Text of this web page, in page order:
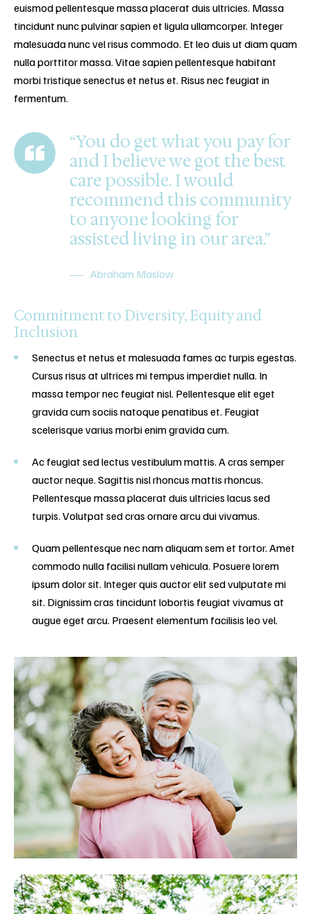
euismod pellentesque massa placerat duis ultricies. Massa
tincidunt nunc pulvinar sapien et ligula ullamcorper. Integer
malesuada nunc vel risus commodo. Et leo duis ut diam quam
nulla porttitor massa. Vitae sapien pellentesque habitant
morbi tristique senectus et netus et. Risus nec feugiat in
fermentum.
“You do get what you pay for
and I believe we got the best
care possible. I would
recommend this community
to anyone looking for
assisted living in our area.”
Abraham Maslow
Commitment to Diversity, Equity and
Inclusion
Senectus et netus et malesuada fames ac turpis egestas.
Cursus risus at ultrices mi tempus imperdiet nulla. In
massa tempor nec feugiat nisl. Pellentesque elit eget
gravida cum sociis natoque penatibus et. Feugiat
scelerisque varius morbi enim gravida cum.
Ac feugiat sed lectus vestibulum mattis. A cras semper
auctor neque. Sagittis nisl rhoncus mattis rhoncus.
Pellentesque massa placerat duis ultricies lacus sed
turpis. Volutpat sed cras ornare arcu dui vivamus.
Quam pellentesque nec nam aliquam sem et tortor. Amet
commodo nulla facilisi nullam vehicula. Posuere lorem
ipsum dolor sit. Integer quis auctor elit sed vulputate mi
sit. Dignissim cras tincidunt lobortis feugiat vivamus at
augue eget arcu. Praesent elementum facilisis leo vel.